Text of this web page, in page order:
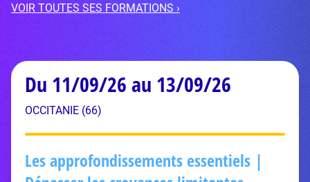
VOIR TOUTES SES FORMATIONS ›
Du 11/09/26 au 13/09/26
OCCITANIE (66)
Les approfondissements essentiels |